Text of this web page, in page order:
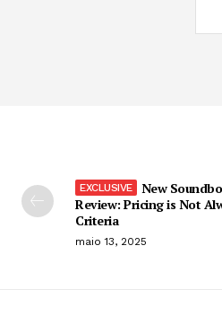
New
Review: Pricing is Not
Criteria
maio 13, 2025